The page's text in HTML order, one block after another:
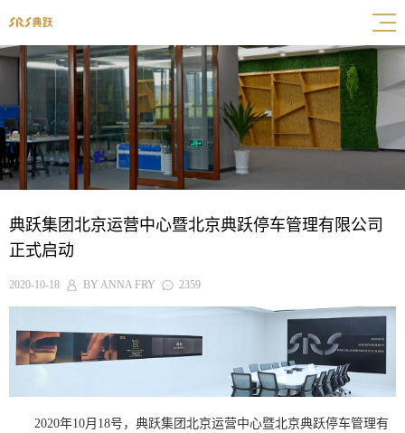
典跃集团北京运营中心暨北京典跃停车管理有限公司
正式启动
2020-10-18 BY ANNA FRY 2359
2020年10月18号，典跃集团北京运营中心暨北京典跃停车管理有